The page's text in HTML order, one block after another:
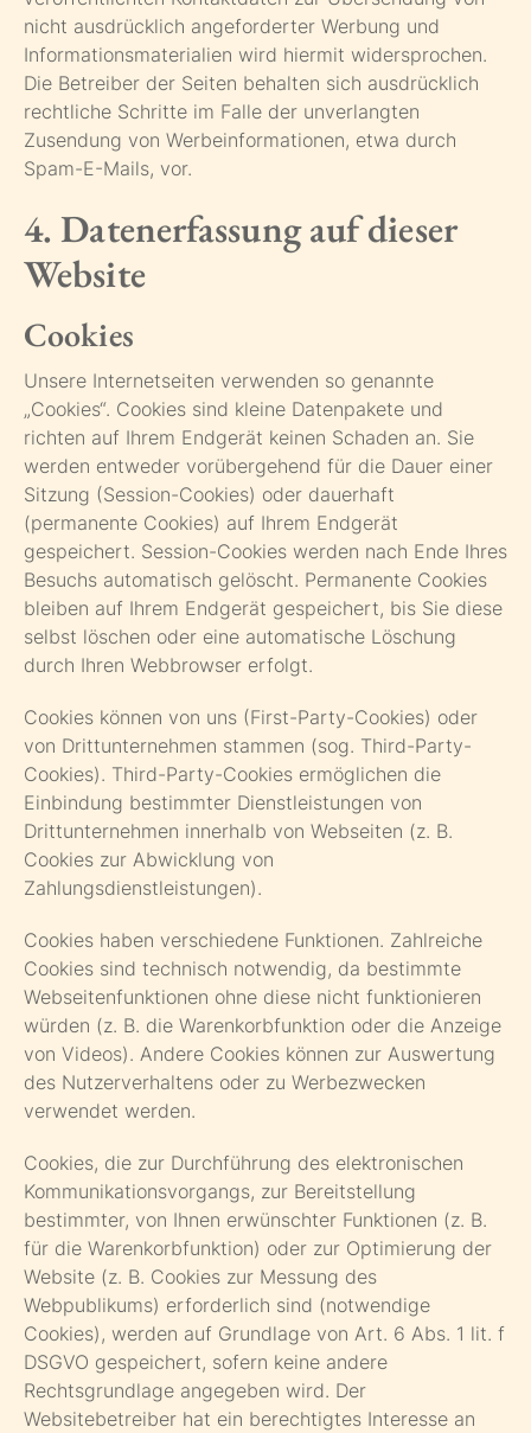
nicht ausdrücklich angeforderter Werbung und
Informationsmaterialien wird hiermit widersprochen.
Die Betreiber der Seiten behalten sich ausdrücklich
rechtliche Schritte im Falle der unverlangten
Zusendung von Werbeinformationen, etwa durch
Spam-E-Mails, vor.
4. Datenerfassung auf dieser
Website
Cookies
Unsere Internetseiten verwenden so genannte
„Cookies“. Cookies sind kleine Datenpakete und
richten auf Ihrem Endgerät keinen Schaden an. Sie
werden entweder vorübergehend für die Dauer einer
Sitzung (Session-Cookies) oder dauerhaft
(permanente Cookies) auf Ihrem Endgerät
gespeichert. Session-Cookies werden nach Ende Ihres
Besuchs automatisch gelöscht. Permanente Cookies
bleiben auf Ihrem Endgerät gespeichert, bis Sie diese
selbst löschen oder eine automatische Löschung
durch Ihren Webbrowser erfolgt.
Cookies können von uns (First-Party-Cookies) oder
von Drittunternehmen stammen (sog. Third-Party-
Cookies). Third-Party-Cookies ermöglichen die
Einbindung bestimmter Dienstleistungen von
Drittunternehmen innerhalb von Webseiten (z. B.
Cookies zur Abwicklung von
Zahlungsdienstleistungen).
Cookies haben verschiedene Funktionen. Zahlreiche
Cookies sind technisch notwendig, da bestimmte
Webseitenfunktionen ohne diese nicht funktionieren
würden (z. B. die Warenkorbfunktion oder die Anzeige
von Videos). Andere Cookies können zur Auswertung
des Nutzerverhaltens oder zu Werbezwecken
verwendet werden.
Cookies, die zur Durchführung des elektronischen
Kommunikationsvorgangs, zur Bereitstellung
bestimmter, von Ihnen erwünschter Funktionen (z. B.
für die Warenkorbfunktion) oder zur Optimierung der
Website (z. B. Cookies zur Messung des
Webpublikums) erforderlich sind (notwendige
Cookies), werden auf Grundlage von Art. 6 Abs. 1 lit. f
DSGVO gespeichert, sofern keine andere
Rechtsgrundlage angegeben wird. Der
Websitebetreiber hat ein berechtigtes Interesse an